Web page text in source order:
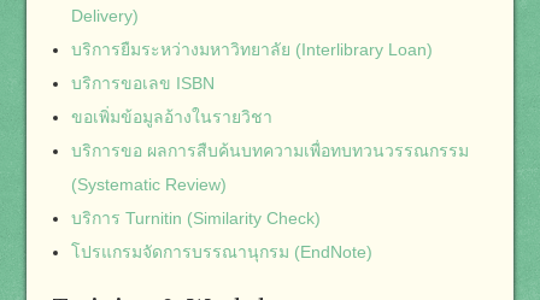
Delivery)
บริการยืมระหว่างมหาวิทยาลัย (Interlibrary Loan)
บริการขอเลข ISBN
ขอเพิ่มข้อมูลอ้างในรายวิชา
บริการขอ ผลการสืบค้นบทความเพื่อทบทวนวรรณกรรม
(Systematic Review)
บริการ Turnitin (Similarity Check)
โปรแกรมจัดการบรรณานุกรม (EndNote)